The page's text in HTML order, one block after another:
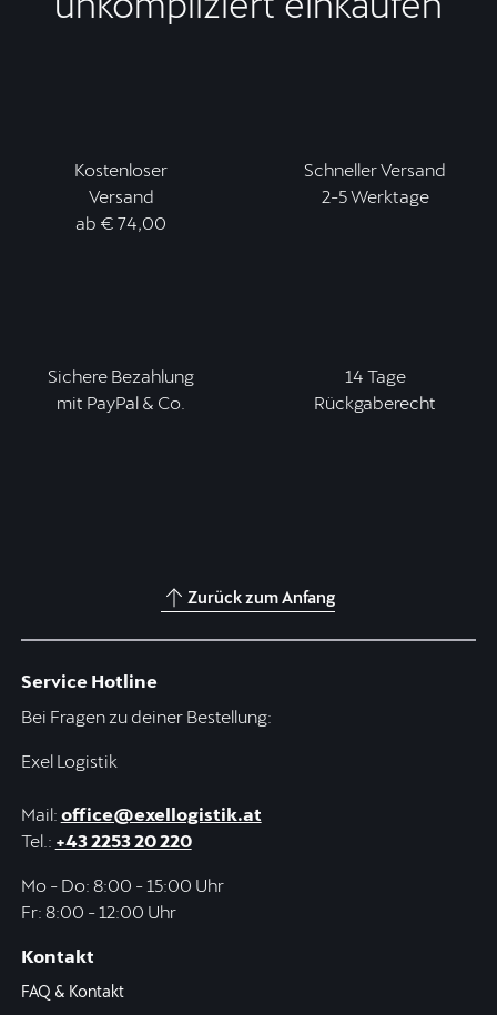
Kostenloser
Versand
ab € 74,00
Schneller Versand
2-5 Werktage
Sichere Bezahlung
mit PayPal & Co.
14 Tage
Rückgaberecht
Zurück zum Anfang
Service Hotline
Bei Fragen zu deiner Bestellung:
Exel Logistik
Mail: office@exellogistik.at
Tel.: +43 2253 20 220
Mo - Do: 8:00 - 15:00 Uhr
Fr: 8:00 - 12:00 Uhr
Kontakt
FAQ & Kontakt